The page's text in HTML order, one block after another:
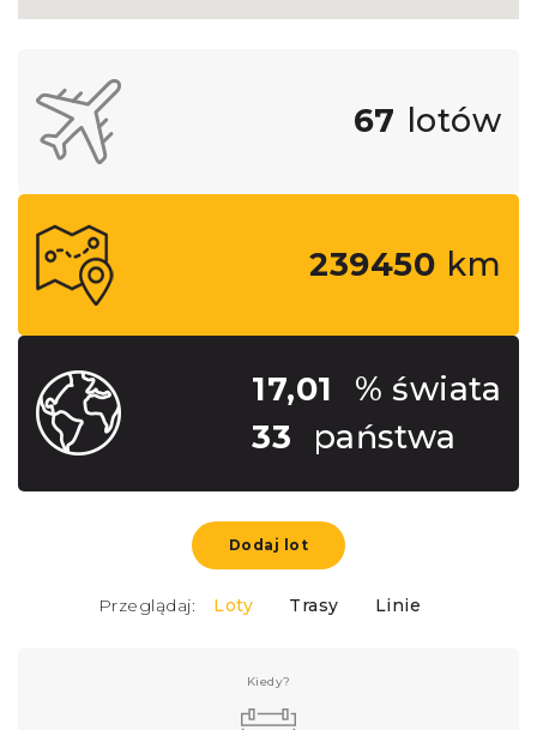
67 lotów
239450 km
17,01
% świata
33
państwa
Dodaj lot
Przeglądaj: Loty Trasy Linie
Kiedy?